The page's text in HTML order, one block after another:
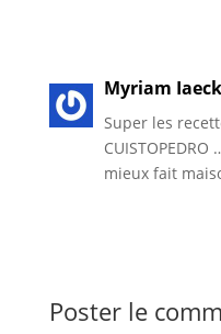
Myriam Iaeck
Super les
mieux fait
Poster le